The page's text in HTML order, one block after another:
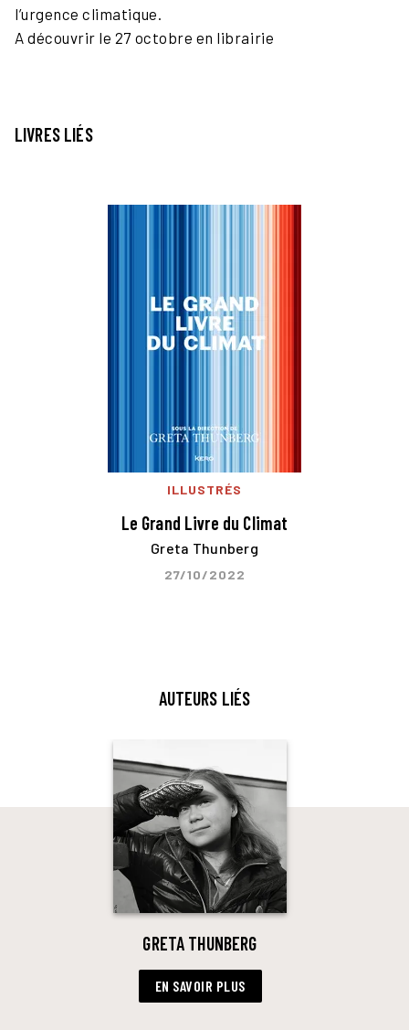
l’urgence climatique.
A découvrir le 27 octobre en librairie
LIVRES LIÉS
ILLUSTRÉS
Le Grand Livre du Climat
Greta Thunberg
27/10/2022
AUTEURS LIÉS
GRETA THUNBERG
EN SAVOIR PLUS